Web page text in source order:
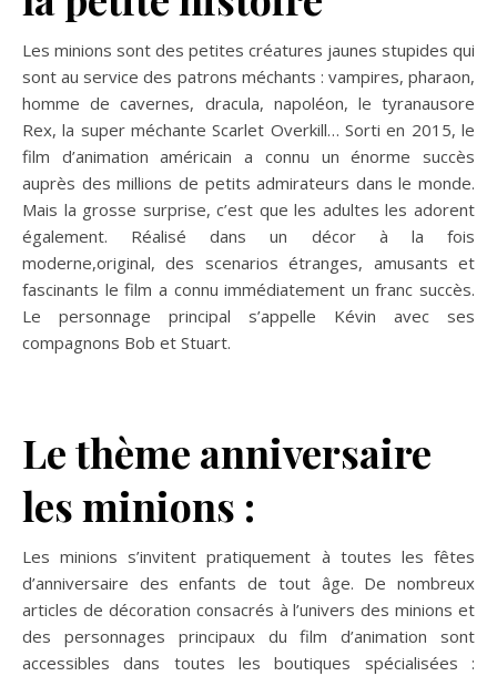
Les minions sont des petites créatures jaunes stupides qui
sont au service des patrons méchants : vampires, pharaon,
homme de cavernes, dracula, napoléon, le tyranausore
Rex, la super méchante Scarlet Overkill… Sorti en 2015, le
film d’animation américain a connu un énorme succès
auprès des millions de petits admirateurs dans le monde.
Mais la grosse surprise, c’est que les adultes les adorent
également. Réalisé dans un décor à la fois
moderne,original, des scenarios étranges, amusants et
fascinants le film a connu immédiatement un franc succès.
Le personnage principal s’appelle Kévin avec ses
compagnons Bob et Stuart.
Le thème anniversaire
les minions :
Les minions s’invitent pratiquement à toutes les fêtes
d’anniversaire des enfants de tout âge. De nombreux
articles de décoration consacrés à l’univers des minions et
des personnages principaux du film d’animation sont
accessibles dans toutes les boutiques spécialisées :